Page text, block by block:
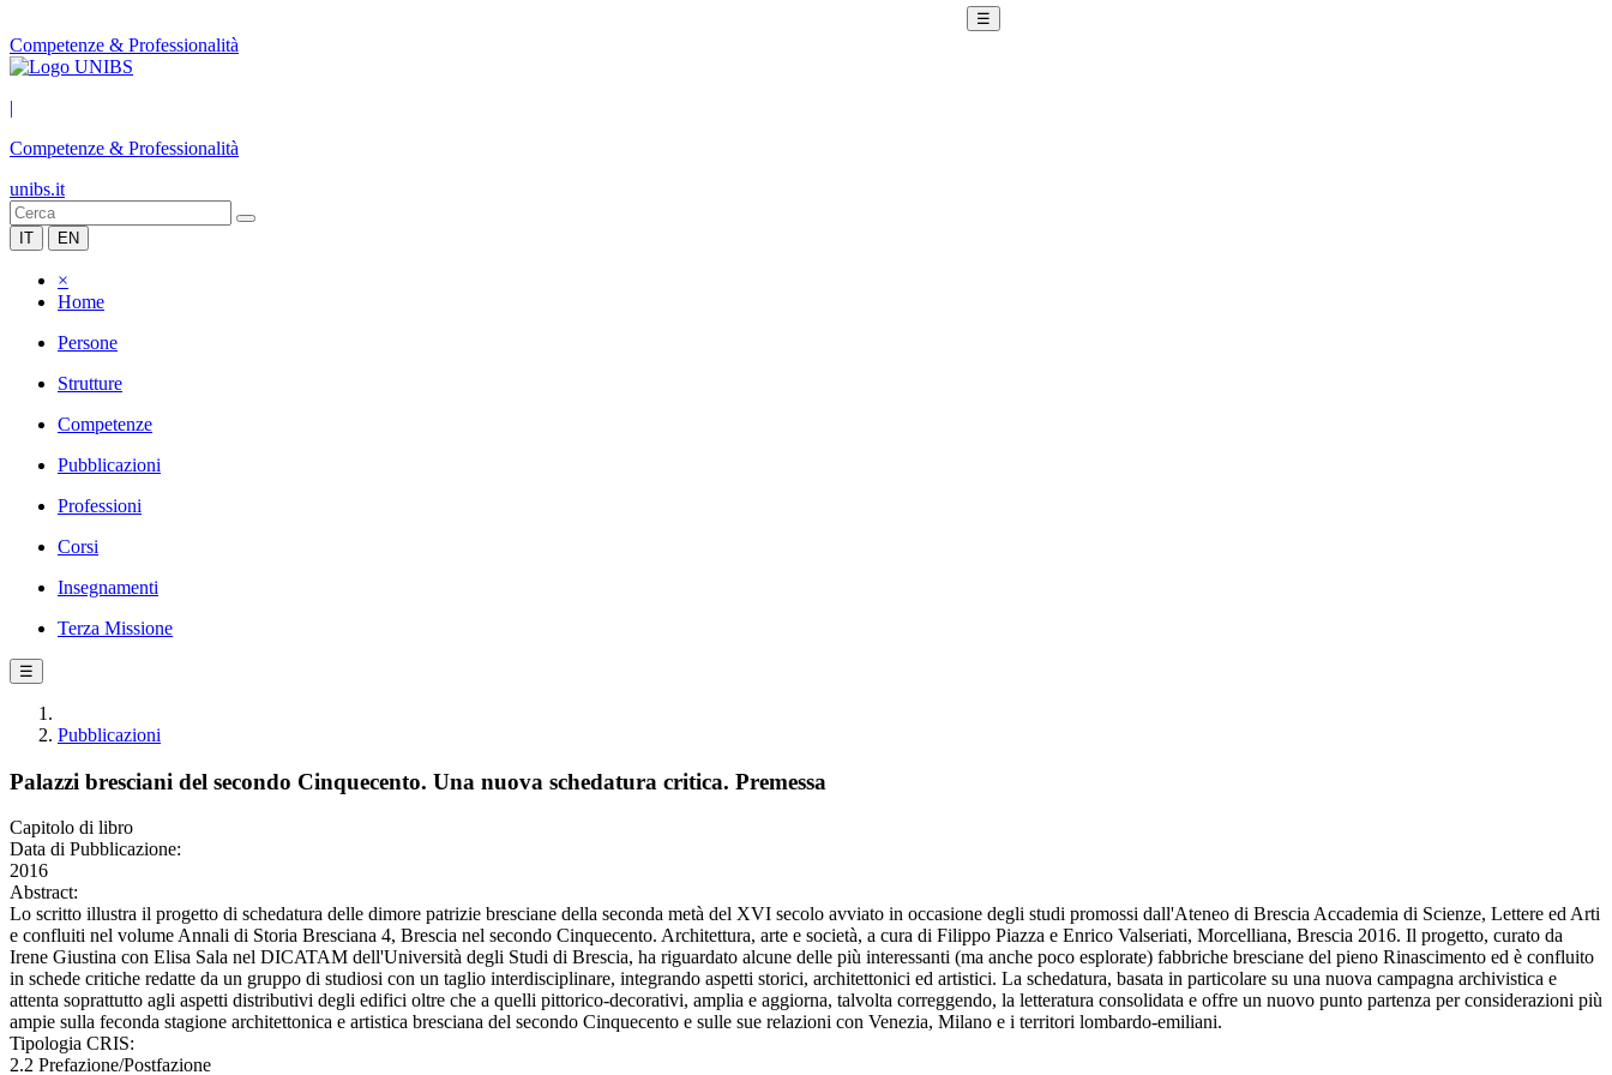
☰
Competenze & Professionalità
|
Competenze & Professionalità
unibs.it
IT EN
×
Home
Persone
Strutture
Competenze
Pubblicazioni
Professioni
Corsi
Insegnamenti
Terza Missione
☰
Pubblicazioni
Palazzi bresciani del secondo Cinquecento. Una nuova schedatura critica. Premessa
Capitolo di libro
Data di Pubblicazione:
2016
Abstract:
Lo scritto illustra il progetto di schedatura delle dimore patrizie bresciane della seconda metà del XVI secolo avviato in occasione degli studi promossi dall'Ateneo di Brescia Accademia di Scienze, Lettere ed Arti
e confluiti nel volume Annali di Storia Bresciana 4, Brescia nel secondo Cinquecento. Architettura, arte e società, a cura di Filippo Piazza e Enrico Valseriati, Morcelliana, Brescia 2016. Il progetto, curato da
Irene Giustina con Elisa Sala nel DICATAM dell'Università degli Studi di Brescia, ha riguardato alcune delle più interessanti (ma anche poco esplorate) fabbriche bresciane del pieno Rinascimento ed è confluito
in schede critiche redatte da un gruppo di studiosi con un taglio interdisciplinare, integrando aspetti storici, architettonici ed artistici. La schedatura, basata in particolare su una nuova campagna archivistica e
attenta soprattutto agli aspetti distributivi degli edifici oltre che a quelli pittorico-decorativi, amplia e aggiorna, talvolta correggendo, la letteratura consolidata e offre un nuovo punto partenza per considerazioni più
ampie sulla feconda stagione architettonica e artistica bresciana del secondo Cinquecento e sulle sue relazioni con Venezia, Milano e i territori lombardo-emiliani.
Tipologia CRIS:
2.2 Prefazione/Postfazione